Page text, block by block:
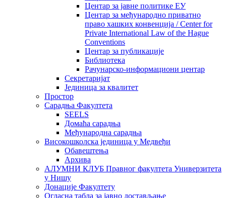
Центар за јавне политике ЕУ
Центар за међународно приватно
право хашких конвенција / Center for
Private International Law of the Hague
Conventions
Центар за публикације
Библиотека
Рачунарско-информациони центар
Секретаријат
Јединица за квалитет
Простор
Сарадња Факултета
SEELS
Домаћа сарадња
Међународна сарадња
Високошколска јединица у Медвеђи
Обавештења
Архива
АЛУМНИ КЛУБ Правног факултета Универзитета
у Нишу
Донације Факултету
Огласна табла за јавно достављање